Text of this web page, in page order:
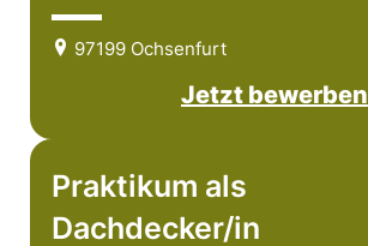
97199 Ochsenfurt
Jetzt bewerben
Praktikum als
Dachdecker/in